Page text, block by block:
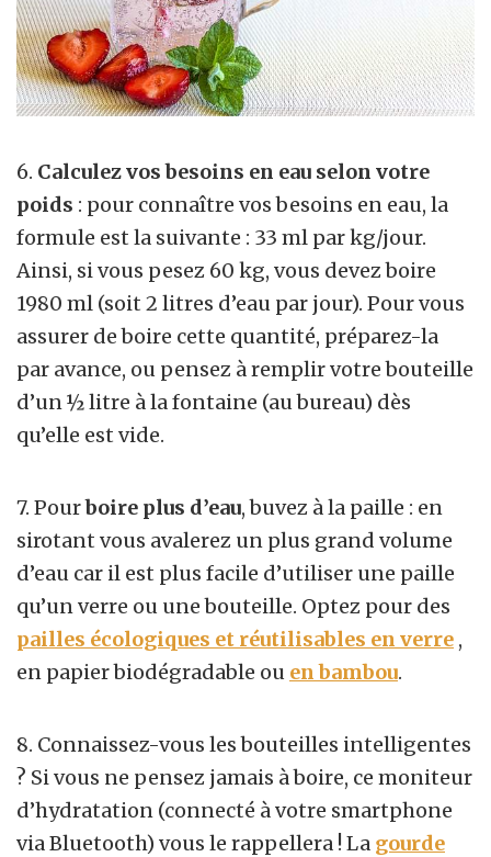
6. Calculez vos besoins en eau selon votre
poids : pour connaître vos besoins en eau, la
formule est la suivante : 33 ml par kg/jour.
Ainsi, si vous pesez 60 kg, vous devez boire
1980 ml (soit 2 litres d’eau par jour). Pour vous
assurer de boire cette quantité, préparez-la
par avance, ou pensez à remplir votre bouteille
d’un ½ litre à la fontaine (au bureau) dès
qu’elle est vide.
7. Pourboire plus d’eau, buvez à la paille : en
sirotant vous avalerez un plus grand volume
d’eau car il est plus facile d’utiliser une paille
qu’un verre ou une bouteille. Optez pour des
pailles écologiques et réutilisables en verre ,
en papier biodégradable ou en bambou.
8. Connaissez-vous les bouteilles intelligentes
? Si vous ne pensez jamais à boire, ce moniteur
d’hydratation (connecté à votre smartphone
via Bluetooth) vous le rappellera ! La gourde